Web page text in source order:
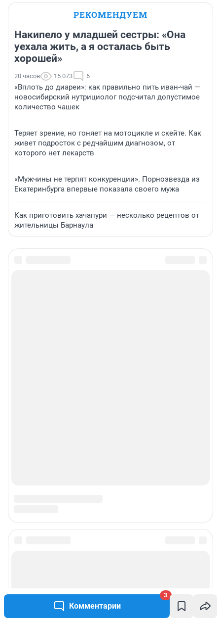
Комментарии
3
РЕКОМЕНДУЕМ
Накипело у младшей сестры: «Она
уехала жить, а я осталась быть
хорошей»
20 часов 15 073 6
«Вплоть до диареи»: как правильно пить иван-чай —
новосибирский нутрициолог подсчитал допустимое
количество чашек
Теряет зрение, но гоняет на мотоцикле и скейте. Как
живет подросток с редчайшим диагнозом, от
которого нет лекарств
«Мужчины не терпят конкуренции». Порнозвезда из
Екатеринбурга впервые показала своего мужа
Как приготовить хачапури — несколько рецептов от
жительницы Барнаула